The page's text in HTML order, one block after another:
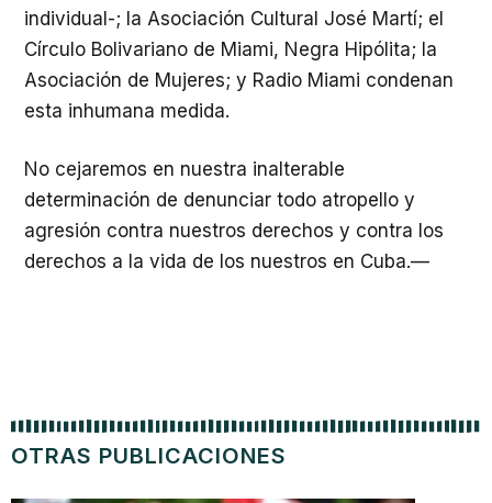
individual-; la Asociación Cultural José Martí; el
Círculo Bolivariano de Miami, Negra Hipólita; la
Asociación de Mujeres; y Radio Miami condenan
esta inhumana medida.
No cejaremos en nuestra inalterable
determinación de denunciar todo atropello y
agresión contra nuestros derechos y contra los
derechos a la vida de los nuestros en Cuba.—
OTRAS PUBLICACIONES